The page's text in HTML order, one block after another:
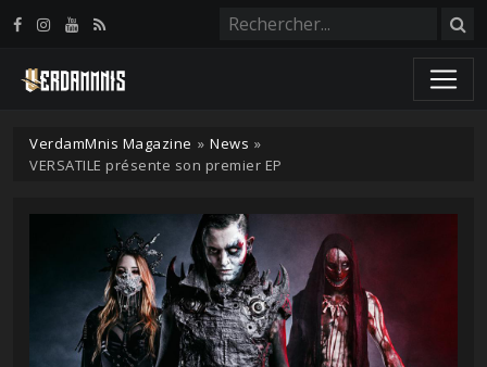
VerdamMnis Magazine » News »
VERSATILE présente son premier EP
Panneau de gestion des cookies